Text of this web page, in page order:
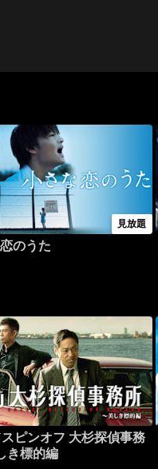
見放題
のうた
ピンオフ 大杉探偵事務
き標的編